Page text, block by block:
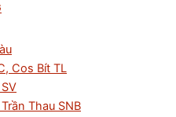
Cos Bít TL
Thau SNB